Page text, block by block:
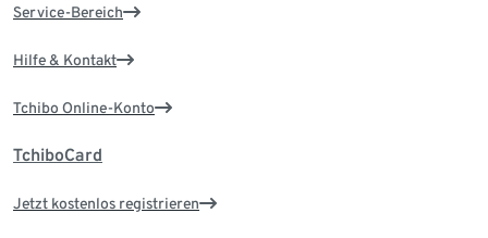
Service-Bereich
Hilfe & Kontakt
Tchibo Online-Konto
TchiboCard
Jetzt kostenlos registrieren